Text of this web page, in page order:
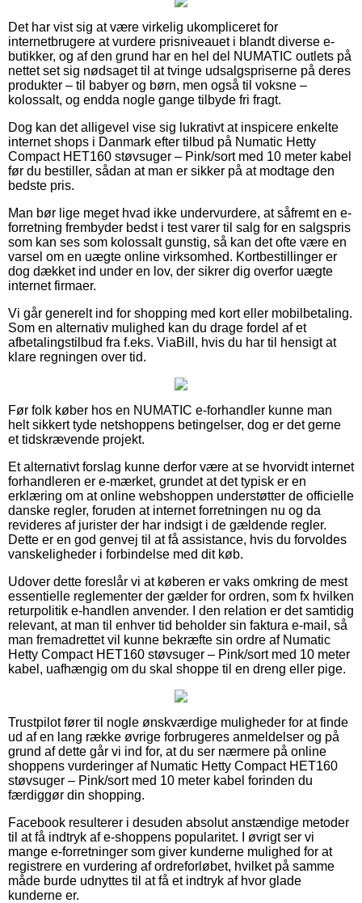
Det har vist sig at være virkelig ukompliceret for
internetbrugere at vurdere prisniveauet i blandt diverse e-
butikker, og af den grund har en hel del NUMATIC outlets på
nettet set sig nødsaget til at tvinge udsalgspriserne på deres
produkter – til babyer og børn, men også til voksne –
kolossalt, og endda nogle gange tilbyde fri fragt.
Dog kan det alligevel vise sig lukrativt at inspicere enkelte
internet shops i Danmark efter tilbud på Numatic Hetty
Compact HET160 støvsuger – Pink/sort med 10 meter kabel
før du bestiller, sådan at man er sikker på at modtage den
bedste pris.
Man bør lige meget hvad ikke undervurdere, at såfremt en e-
forretning frembyder bedst i test varer til salg for en salgspris
som kan ses som kolossalt gunstig, så kan det ofte være en
varsel om en uægte online virksomhed. Kortbestillinger er
dog dækket ind under en lov, der sikrer dig overfor uægte
internet firmaer.
Vi går generelt ind for shopping med kort eller mobilbetaling.
Som en alternativ mulighed kan du drage fordel af et
afbetalingstilbud fra f.eks. ViaBill, hvis du har til hensigt at
klare regningen over tid.
Før folk køber hos en NUMATIC e-forhandler kunne man
helt sikkert tyde netshoppens betingelser, dog er det gerne
et tidskrævende projekt.
Et alternativt forslag kunne derfor være at se hvorvidt internet
forhandleren er e-mærket, grundet at det typisk er en
erklæring om at online webshoppen understøtter de officielle
danske regler, foruden at internet forretningen nu og da
revideres af jurister der har indsigt i de gældende regler.
Dette er en god genvej til at få assistance, hvis du forvoldes
vanskeligheder i forbindelse med dit køb.
Udover dette foreslår vi at køberen er vaks omkring de mest
essentielle reglementer der gælder for ordren, som fx hvilken
returpolitik e-handlen anvender. I den relation er det samtidig
relevant, at man til enhver tid beholder sin faktura e-mail, så
man fremadrettet vil kunne bekræfte sin ordre af Numatic
Hetty Compact HET160 støvsuger – Pink/sort med 10 meter
kabel, uafhængig om du skal shoppe til en dreng eller pige.
Trustpilot fører til nogle ønskværdige muligheder for at finde
ud af en lang række øvrige forbrugeres anmeldelser og på
grund af dette går vi ind for, at du ser nærmere på online
shoppens vurderinger af Numatic Hetty Compact HET160
støvsuger – Pink/sort med 10 meter kabel forinden du
færdiggør din shopping.
Facebook resulterer i desuden absolut anstændige metoder
til at få indtryk af e-shoppens popularitet. I øvrigt ser vi
mange e-forretninger som giver kunderne mulighed for at
registrere en vurdering af ordreforløbet, hvilket på samme
måde burde udnyttes til at få et indtryk af hvor glade
kunderne er.